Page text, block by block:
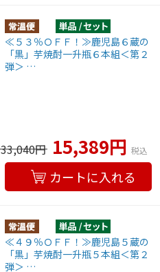
≪５３％ＯＦＦ！≫鹿児島６蔵の
「黒」芋焼酎一升瓶６本組＜第２
弾＞ …
33,040円 15,389円 税込
カートに入れる
≪４９％ＯＦＦ！≫鹿児島５蔵の
「黒」芋焼酎一升瓶５本組＜第２
弾＞ …